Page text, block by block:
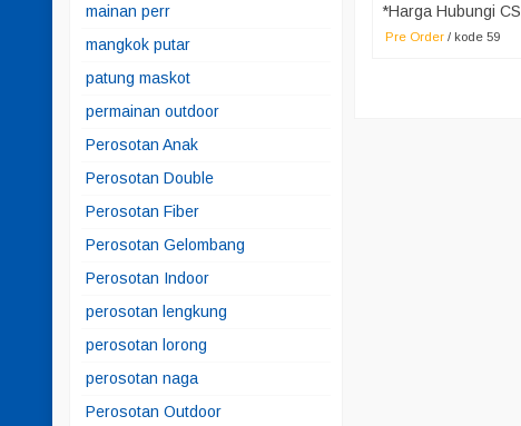
*Harga Hubungi CS
Pre Order / kode 59
mainan perr
mangkok putar
patung maskot
permainan outdoor
Perosotan Anak
Perosotan Double
Perosotan Fiber
Perosotan Gelombang
Perosotan Indoor
perosotan lengkung
perosotan lorong
perosotan naga
Perosotan Outdoor